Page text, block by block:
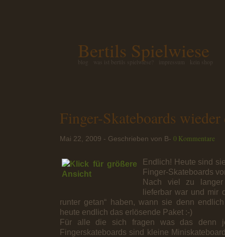
Bertils Spielwiese
blog was ist bertils spielwiese? impressum kein shop
Finger-Skateboards wieder
Mai 22, 2009 - Geschrieben von B- 0 Kommentare
Endlich! Heute sind
Finger-Skateboards
Nach viel zu
lieferbar war und mir
runter getan“ haben, wann sie denn
heute endlich das erlösende Paket :-)
Für alle die sich fragen was das denn
Fingerskateboards sind kleine